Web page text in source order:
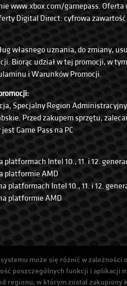
www.xbox.com/gamepass.
Digital Direct: cyfrowa
własnego uznania, do zmiany,
Biorąc udział w tej promocji, w
i Warunków Promocji.
Specjalny Region
Przed zakupem sprzętu,
Game Pass na PC
Intel 10., 11. i 12.
platformie AMD
platformach Intel 10., 11. i 12.
platformie AMD
może się różnić w zależności
poszczególnych funkcji i aplikacji
regionu, w którym został zakupiony